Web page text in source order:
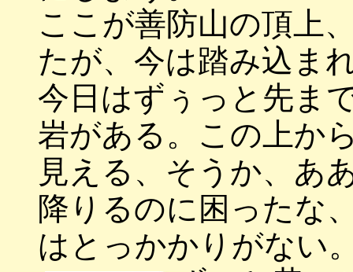
ここが善防山の頂上
たが、今は踏み込ま
今日はずぅっと先ま
岩がある。この上か
見える、そうか、あ
降りるのに困ったな
はとっかかりがない